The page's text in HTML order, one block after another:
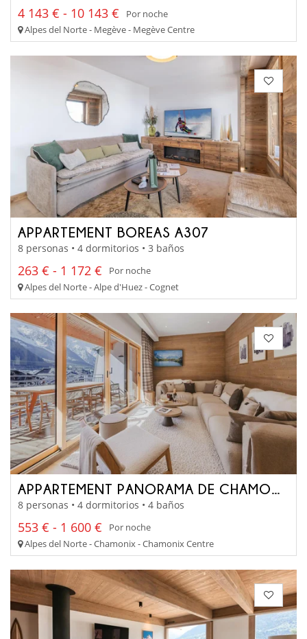
4 143 € - 10 143 €
Por noche
Alpes del Norte - Megève - Megève Centre
APPARTEMENT BOREAS A307
8 personas • 4 dormitorios • 3 baños
263 € - 1 172 €
Por noche
Alpes del Norte - Alpe d'Huez - Cognet
APPARTEMENT PANORAMA DE CHAMONIX
8 personas • 4 dormitorios • 4 baños
553 € - 1 600 €
Por noche
Alpes del Norte - Chamonix - Chamonix Centre